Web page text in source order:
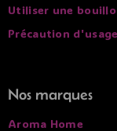
Utiliser une
Précaution d'usage
Nos marques
Aroma Home